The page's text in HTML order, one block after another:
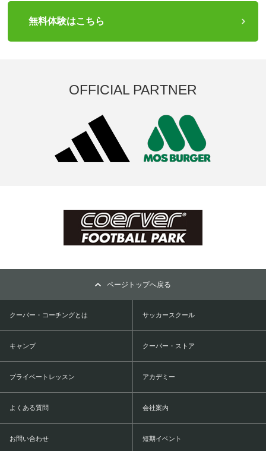
無料体験はこちら
OFFICIAL PARTNER
ページトップへ戻る
クーバー・コーチングとは サッカースクール
キャンプ クーバー・ストア
プライベートレッスン アカデミー
よくある質問 会社案内
お問い合わせ 短期イベント